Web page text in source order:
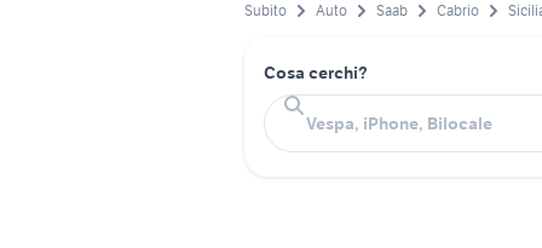
Subito Auto Saab Cabrio
Cosa cerchi?